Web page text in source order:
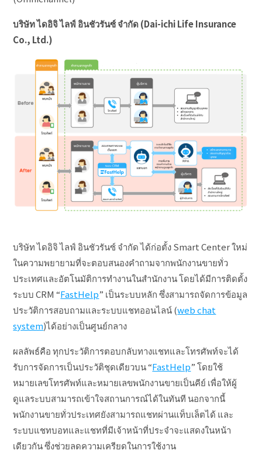
บริษัท ไดอิจิ ไลฟ์ อินชัวรันซ์ จำกัด (Dai-ichi Life Insurance
Co., Ltd.)
บริษัท ไดอิจิ ไลฟ์ อินชัวรันซ์ จำกัด ได้ก่อตั้ง Smart Center ใหม่
ในความพยายามที่จะตอบสนองคำถามจากพนักงานขายทั่ว
ประเทศและอัตโนมัติการทำงานในสำนักงาน โดยได้มีการติดตั้ง
ระบบ CRM “FastHelp” เป็นระบบหลัก ซึ่งสามารถจัดการข้อมูล
ประวัติการสอบถามและระบบแชทออนไลน์ (web chat
system)ได้อย่างเป็นศูนย์กลาง
ผลลัพธ์คือ ทุกประวัติการตอบกลับทางแชทและโทรศัพท์จะได้
รับการจัดการเป็นประวัติชุดเดียวบน “FastHelp” โดยใช้
หมายเลขโทรศัพท์และหมายเลขพนักงานขายเป็นคีย์ เพื่อให้ผู้
ดูแลระบบสามารถเข้าใจสถานการณ์ได้ในทันที นอกจากนี้
พนักงานขายทั่วประเทศยังสามารถแชทผ่านแท็บเล็ตได้ และ
ระบบแชทบอทและแชทที่มีเจ้าหน้าที่ประจำจะแสดงในหน้า
เดียวกัน ซึ่งช่วยลดความเครียดในการใช้งาน